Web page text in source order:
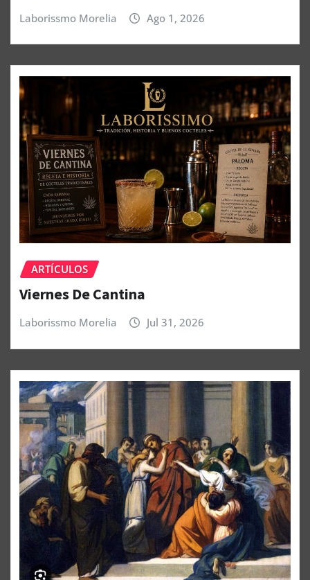
Laborissmo Morelia Ago 1, 2026
ARTÍCULOS
Viernes De Cantina
Laborissmo Morelia Jul 31, 2026